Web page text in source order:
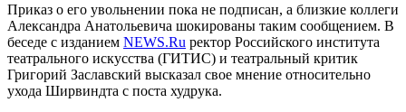
Приказ о его увольнении пока не подписан, а близкие коллеги
Александра Анатольевича шокированы таким сообщением. В
беседе с изданием NEWS.Ru ректор Российского института
театрального искусства (ГИТИС) и театральный критик
Григорий Заславский высказал свое мнение относительно
ухода Ширвиндта с поста худрука.